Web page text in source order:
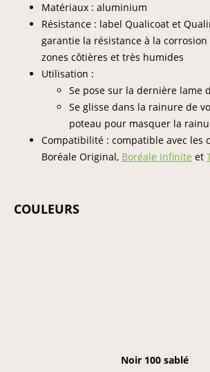
Matériaux : aluminium
Résistance : label Qualicoat et
garantie la résistance à la corrosion
zones côtières et très humides
Utilisation :
Se pose sur la dernière lame
Se glisse dans la rainure de
poteau pour masquer la
Compatibilité : compatible avec les
Boréale Original, Boréale Infinite et
COULEURS
Noir 100 sablé